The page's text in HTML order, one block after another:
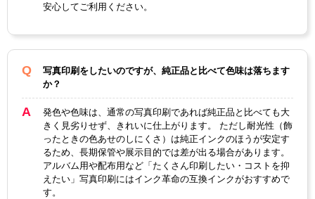
安心してご利用ください。
写真印刷をしたいのですが、純正品と比べて色味は落ちます
か？
発色や色味は、通常の写真印刷であれば純正品と比べても大
きく見劣りせず、きれいに仕上がります。 ただし耐光性（飾
ったときの色あせのしにくさ）は純正インクのほうが安定す
るため、長期保管や展示目的では差が出る場合があります。
アルバム用や配布用など「たくさん印刷したい・コストを抑
えたい」写真印刷にはインク革命の互換インクがおすすめで
す。